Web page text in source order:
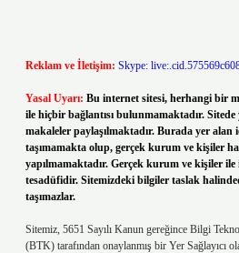
Reklam ve İletişim: Skype:
Yasal Uyarı: Bu internet sitesi, herhangi bir
ile hiçbir bağlantısı bulunmamaktadır. Sitede
makaleler paylaşılmaktadır. Burada yer
taşımamakta olup, gerçek kurum ve kişiler
yapılmamaktadır. Gerçek kurum ve kişiler
tesadüfidir. Sitemizdeki bilgiler taslak
taşımazlar.
Sitemiz, 5651 Sayılı Kanun gereğince Bilgi
(BTK) tarafından onaylanmış bir Yer Sağlayıcı